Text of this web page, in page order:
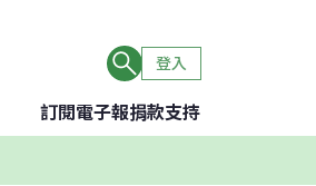
登入
訂閱電子報捐款支持